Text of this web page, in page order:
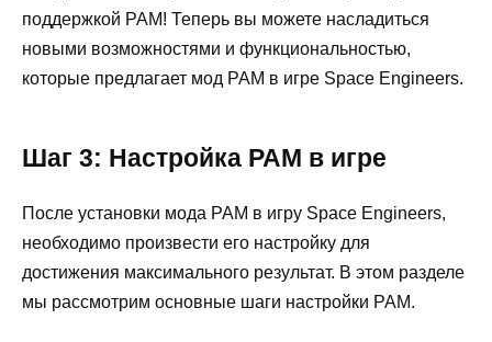
поддержкой PAM! Теперь вы можете насладиться
новыми возможностями и функциональностью,
которые предлагает мод PAM в игре Space Engineers.
Шаг 3: Настройка PAM в игре
После установки мода PAM в игру Space Engineers,
необходимо произвести его настройку для
достижения максимального результат. В этом разделе
мы рассмотрим основные шаги настройки PAM.